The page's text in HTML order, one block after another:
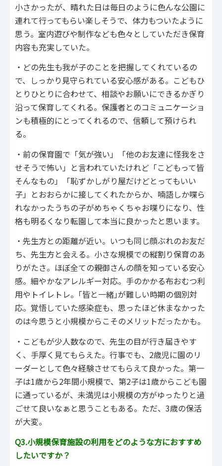
小さかったが、晴れた日は毎日のように色んな公園に
連れて行ってもらい楽しそうで、体力もついたように
思う。室内遊びや制作なども色々としていただき保育
内容も充実していた。
・どの先生も我が子のことを把握してくれているの
で、しっかり見守られている安心感がある。こどもひ
とりひとりに合わせて、相談やお願いにできるかぎり
沿って保育してくれる。保護者とのコミュニケーショ
ンも積極的にとってくれるので、信頼して預けられ
る。
・前の保育園で「気が強い」「他のお友達に怪我をさ
せそうで怖い」と言われていたけれど「こどもって皆
そんなもの」「恥ずかしがり屋だけどとってもいい
子」とおおらかに接してくれたからか、喃語しか喋ら
れなかったうちの子がめちゃくちゃお喋りになり、性
格も明るくなり転園して本当に良かったと思います。
・先生方との距離が近い。いつも同じ顔ぶれのお友だ
ち、先生方と会える。小さな規模での縦割り保育のあ
りがたさ。ほぼ全ての親御さんの顔を知っている安心
感。細やかなアレルギー対応。手のかかる布おむつ利
用やトイレトレ。｢皆と一緒｣が難しい時期の個別対
応。覚悟していた感染症も、思ったほど休まなかった
のは今思うと小規模からこそのメリットだったかも。
・こどもが少人数なので、先生の目が行き届きやす
く、手厚く見てもらえた。行事でも、2歳児に園のリ
ーダーとして色々経験させてもらえて良かった。第一
子は1歳から2年間小規模で、第2子は1歳からこども園
に通っているが、未満児は小規模の方がゆったりと過
ごせて良いなぁと思うこともある。ただ、3歳の保活
が大変。
Q3.小規模保育施設の利用をどのような方におすすめ
したいですか？